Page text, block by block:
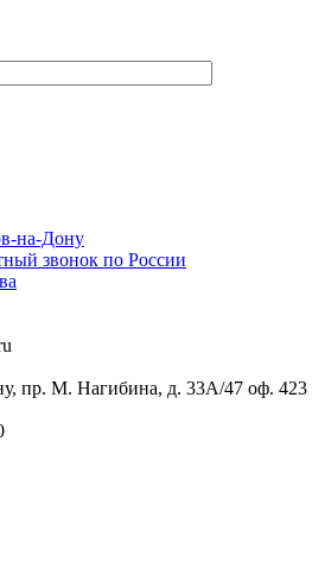
на-Дону
звонок по России
пр. М. Нагибина, д. 33А/47 оф. 423